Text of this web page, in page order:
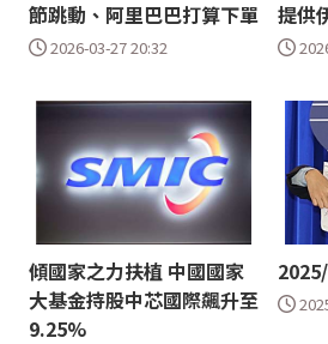
節跳動、阿里巴巴打算下單
2026-03-27 20:32
提供
傾國家之力扶植 中國國家
大基金持股中芯國際飆升至
9.25%